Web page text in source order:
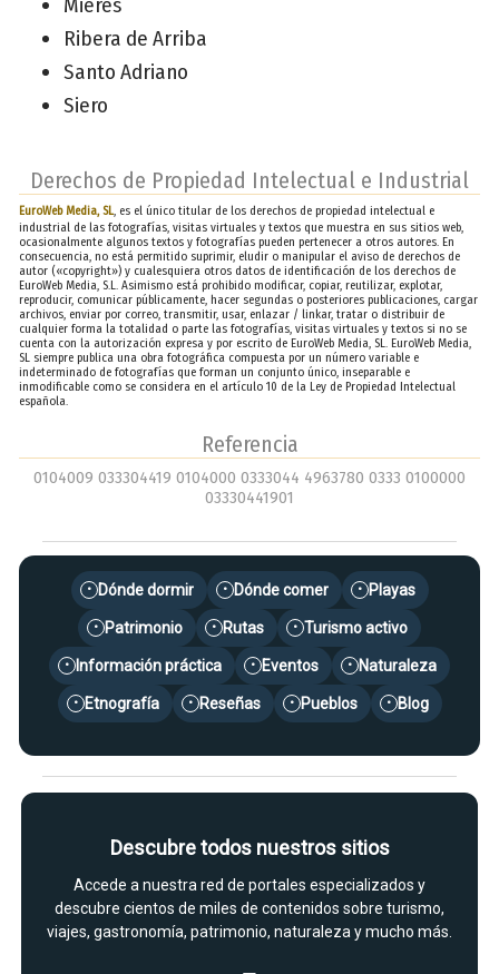
Ribera de Arriba
Santo Adriano
Siero
Derechos de Propiedad Intelectual e Industrial
EuroWeb Media, SL , es el único titular de los derechos de propiedad intelectual e
industrial de las fotografías, visitas virtuales y textos que muestra en sus sitios web,
ocasionalmente algunos textos y fotografías pueden pertenecer a otros autores. En
consecuencia, no está permitido suprimir, eludir o manipular el aviso de derechos de
autor («copyright») y cualesquiera otros datos de identificación de los derechos de
EuroWeb Media, S.L. Asimismo está prohibido modificar, copiar, reutilizar, explotar,
reproducir, comunicar públicamente, hacer segundas o posteriores publicaciones, cargar
archivos, enviar por correo, transmitir, usar, enlazar / linkar, tratar o distribuir de
cualquier forma la totalidad o parte las fotografías, visitas virtuales y textos si no se
cuenta con la autorización expresa y por escrito de EuroWeb Media, SL. EuroWeb Media,
SL siempre publica una obra fotográfica compuesta por un número variable e
indeterminado de fotografías que forman un conjunto único, inseparable e
inmodificable como se considera en el artículo 10 de la Ley de Propiedad Intelectual
española.
Referencia
0104009 033304419 0104000 0333044 4963780 0333 0100000
03330441901
• Dónde dormir • Dónde comer • Playas
• Patrimonio • Rutas • Turismo activo
• Información práctica • Eventos • Naturaleza
• Etnografía • Reseñas • Pueblos • Blog
Descubre todos nuestros sitios
Accede a nuestra red de portales especializados y
descubre cientos de miles de contenidos sobre turismo,
viajes, gastronomía, patrimonio, naturaleza y mucho más.